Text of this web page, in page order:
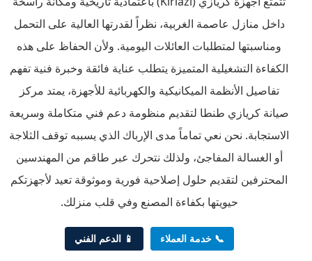
داخل منازل عاصمة الغربية، نظراً لقدرتها العالية على التحمل
ومناسبتها لمتطلبات العائلات اليومية. ولأن الحفاظ على هذه
الكفاءة التشغيلية المتميزة يتطلب عناية فائقة وخبرة فنية تفهم
تفاصيل الأنظمة الميكانيكية والكهربائية للأجهزة، يمتد مركز
صيانة كريازي طنطا لتقديم منظومة دعم فني متكاملة وسريعة
الاستجابة. نحن نعي تماماً مدى الإرباك الذي يسببه توقف الثلاجة
أو الغسالة المفاجئ، ولذلك نتحرك عبر طاقم من المهندسين
المحترفين لتقديم حلول إصلاحية فورية وموثوقة تعيد لأجهزتكم
حيويتها بكفاءة المصنع وفي قلب منزلك.
📞 خدمة العملاء 📱 الدعم الفني